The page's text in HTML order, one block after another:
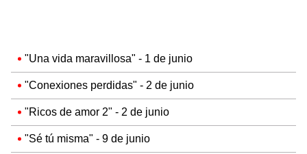
"Una vida maravillosa" - 1 de junio
"Conexiones perdidas" - 2 de junio
"Ricos de amor 2" - 2 de junio
"Sé tú misma" - 9 de junio